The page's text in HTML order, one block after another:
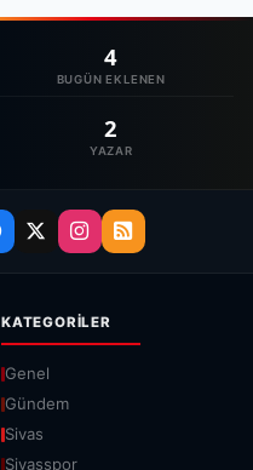
4
BUGÜN EKLENEN
2
YAZAR
KATEGORILER
Genel
Gündem
Sivas
Sivasspor